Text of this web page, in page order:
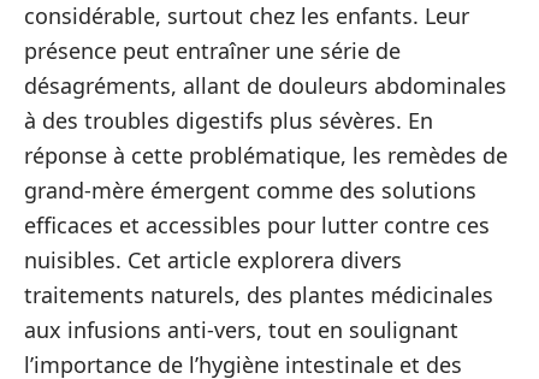
considérable, surtout chez les enfants. Leur
présence peut entraîner une série de
désagréments, allant de douleurs abdominales
à des troubles digestifs plus sévères. En
réponse à cette problématique, les remèdes de
grand-mère émergent comme des solutions
efficaces et accessibles pour lutter contre ces
nuisibles. Cet article explorera divers
traitements naturels, des plantes médicinales
aux infusions anti-vers, tout en soulignant
l’importance de l’hygiène intestinale et des